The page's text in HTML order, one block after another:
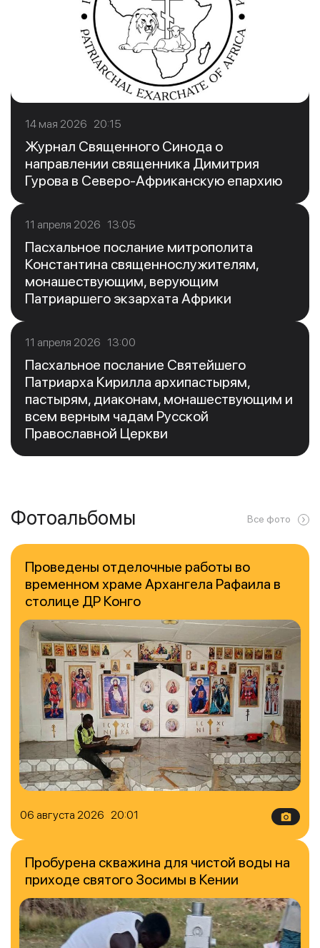
14 мая 2026 20:15
Журнал Священного Синода о
направлении священника Димитрия
Гурова в Северо-Африканскую епархию
11 апреля 2026 13:05
Пасхальное послание митрополита
Константина священнослужителям,
монашествующим, верующим
Патриаршего экзархата Африки
11 апреля 2026 13:00
Пасхальное послание Святейшего
Патриарха Кирилла архипастырям,
пастырям, диаконам, монашествующим и
всем верным чадам Русской
Православной Церкви
Фотоальбомы Все фото
06 августа 2026 20:01
Проведены отделочные работы во
временном храме Архангела Рафаила в
столице ДР Конго
Пробурена скважина для чистой воды на
приходе святого Зосимы в Кении